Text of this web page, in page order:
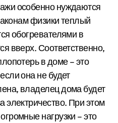
особенно нуждаются
физики теплый
обогревателями в
вверх. Соответственно,
в доме – это
она не будет
владелец дома будет
электричество. При этом
нагрузки – это